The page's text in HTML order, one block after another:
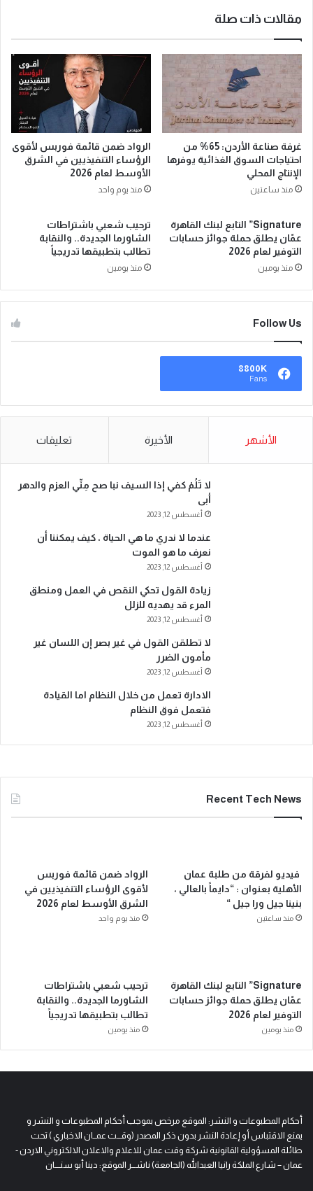
مقالات ذات صلة
غرفة صناعة الأردن: 65% من
احتياجات السوق الغذائية يوفرها
الإنتاج المحلي
منذ ساعتين
الرواد ضمن قائمة فوربس لأقوى
الرؤساء التنفيذيين في الشرق
الأوسط لعام 2026
منذ يوم واحد
Signature” التابع لبنك القاهرة
عمّان يطلق حملة جوائز حسابات
التوفير لعام 2026
منذ يومين
ترحيب شعبي باشتراطات
الشاورما الجديدة.. والنقابة
تطالب بتطبيقها تدريجياً
منذ يومين
Follow Us
8800K
Fans
الأشهر الأخيرة تعليقات
لا تَلُمْ كفي إذا السيف نبا صح مِنِّي العزم والدهر
أبى
أغسطس 12, 2023
عندما لا ندري ما هي الحياة ، كيف يمكننا أن
نعرف ما هو الموت
أغسطس 12, 2023
زيادة القول تحكي النقص في العمل ومنطق
المرء قد يهديه للزلل
أغسطس 12, 2023
لا تطلقن القول في غير بصر إن اللسان غير
مأمون الضرر
أغسطس 12, 2023
الادارة تعمل من خلال النظام اما القيادة
فتعمل فوق النظام
أغسطس 12, 2023
Recent Tech News
فيديو لفرقة من طلبة عمان
الأهلية بعنوان : “دايماً بالعالي ،
بنينا جيل ورا جيل “
منذ ساعتين
الرواد ضمن قائمة فوربس
لأقوى الرؤساء التنفيذيين في
الشرق الأوسط لعام 2026
منذ يوم واحد
Signature” التابع لبنك القاهرة
عمّان يطلق حملة جوائز حسابات
التوفير لعام 2026
منذ يومين
ترحيب شعبي باشتراطات
الشاورما الجديدة.. والنقابة
تطالب بتطبيقها تدريجياً
منذ يومين
أحكام المطبوعات و النشر: الموقع مرخص بموجب أحكام المطبوعات و النشر و
يمنع الاقتباس أو إعادة النشر بدون ذكر المصدر (وقـــت عمــان الاخباري ) تحت
طائلة المسؤولية القانونية شركة وقت عمان للاعلام والاعلان الالكتروني الاردن -
عمان – شارع الملكة رانيا العبدالله (الجامعة) ناشـــر الموقع: دينا أبو سنــــان